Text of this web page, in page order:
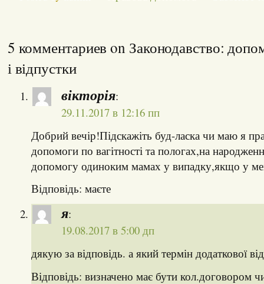
5 комментариев on Законодавство:
і відпустки
вікторія:
29.11.2017 в 12:16 пп
Добрий вечір!Підскажіть буд-ласка чи маю я
допомоги по вагітності та пологах,на
допомогу одиноким мамах у випадку,якщо у
Відповідь: маєте
я:
19.08.2017 в 5:00 дп
дякую за відповідь. а який термін додаткової
Відповідь: визначено має бути кол.договором